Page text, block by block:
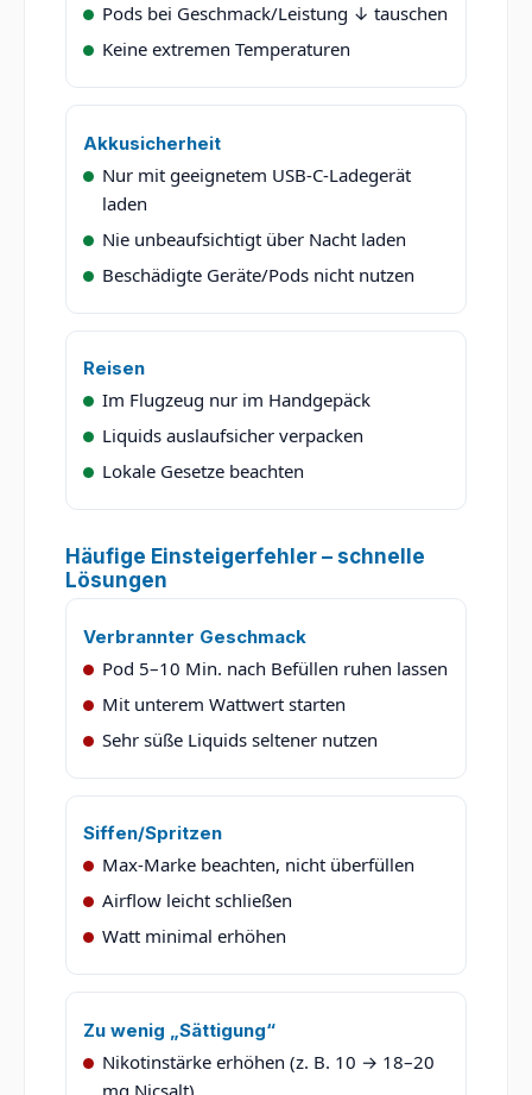
Pods bei Geschmack/Leistung ↓ tauschen
Keine extremen Temperaturen
Akkusicherheit
Nur mit geeignetem USB-C-Ladegerät
laden
Nie unbeaufsichtigt über Nacht laden
Beschädigte Geräte/Pods nicht nutzen
Reisen
Im Flugzeug nur im Handgepäck
Liquids auslaufsicher verpacken
Lokale Gesetze beachten
Häufige Einsteigerfehler – schnelle
Lösungen
Verbrannter Geschmack
Pod 5–10 Min. nach Befüllen ruhen lassen
Mit unterem Wattwert starten
Sehr süße Liquids seltener nutzen
Siffen/Spritzen
Max-Marke beachten, nicht überfüllen
Airflow leicht schließen
Watt minimal erhöhen
Zu wenig „Sättigung“
Nikotinstärke erhöhen (z. B. 10 → 18–20
mg Nicsalt)